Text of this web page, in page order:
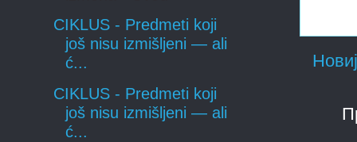
CIKLUS - Predmeti koji
još nisu izmišljeni — ali
ć...
CIKLUS - Predmeti koji
još nisu izmišljeni — ali
ć...